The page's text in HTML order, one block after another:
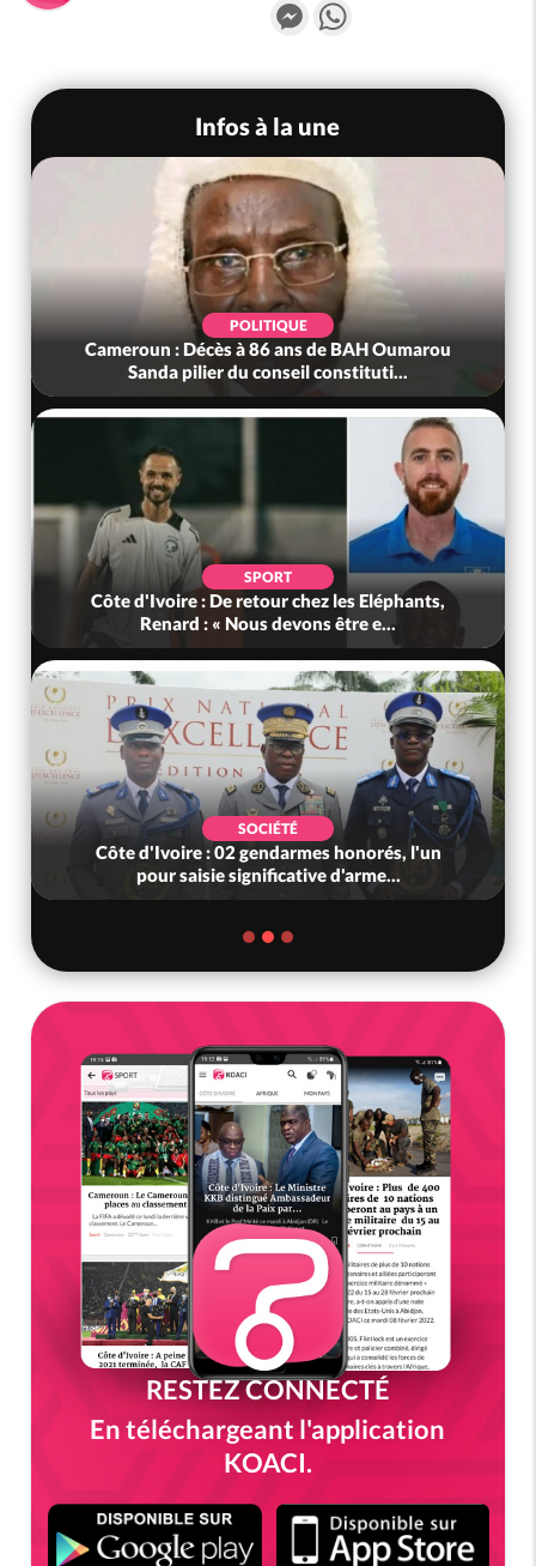
Messenger
Infos à la une
POLITIQUE
Cameroun : Décès à 86 ans de BAH Oumarou
Sanda pilier du conseil constituti...
SPORT
Côte d'Ivoire : De retour chez les Eléphants,
Renard : « Nous devons être e...
SOCIÉTÉ
Côte d'Ivoire : 02 gendarmes honorés, l'un
pour saisie significative d'arme...
RESTEZ CONNECTÉ
En téléchargeant l'application
KOACI.